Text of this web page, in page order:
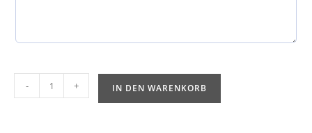
- + IN DEN WARENKORB